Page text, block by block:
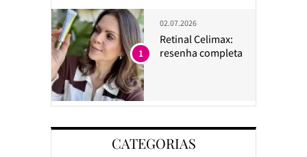
02.07.2026
Retinal Celimax:
resenha completa
1
CATEGORIAS